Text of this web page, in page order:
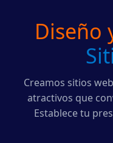
Diseño
Creamos sitios
atractivos que
Establece tu